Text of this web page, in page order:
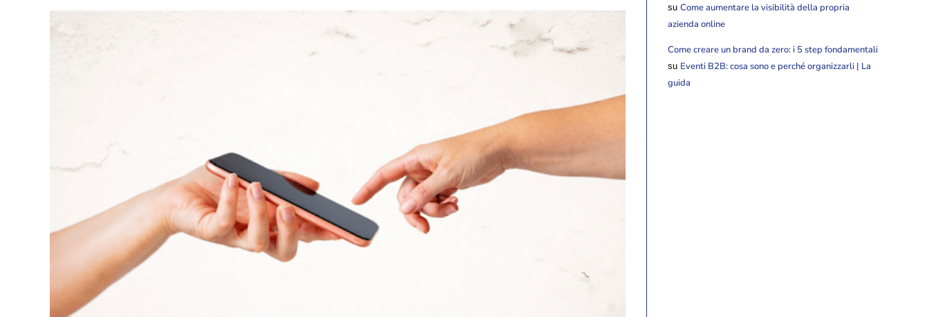
su Come aumentare la visibilità della propria
azienda online
Come creare un brand da zero: i 5 step fondamentali
su Eventi B2B: cosa sono e perché organizzarli | La
guida